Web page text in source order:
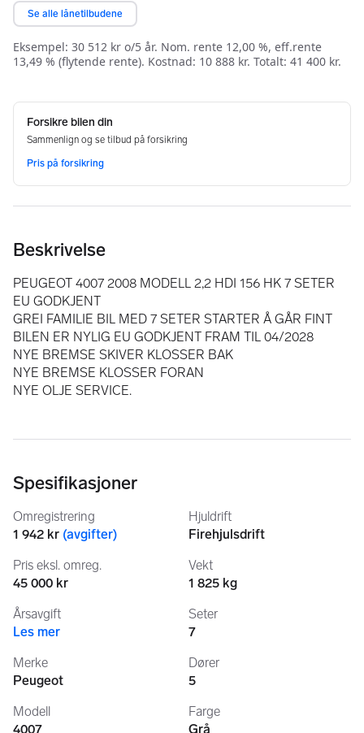
Beskrivelse
PEUGEOT 4007 2008 MODELL 2,2 HDI 156 HK 7 SETER
EU GODKJENT
GREI FAMILIE BIL MED 7 SETER STARTER Å GÅR FINT
BILEN ER NYLIG EU GODKJENT FRAM TIL 04/2028
NYE BREMSE SKIVER KLOSSER BAK
NYE BREMSE KLOSSER FORAN
NYE OLJE SERVICE.
Spesifikasjoner
Omregistrering
1 942 kr (avgifter)
Pris eksl. omreg.
45 000 kr
Årsavgift
Les mer
Merke
Peugeot
Modell
4007
Hjuldrift
Firehjulsdrift
Vekt
1 825 kg
Seter
7
Dører
5
Farge
Grå